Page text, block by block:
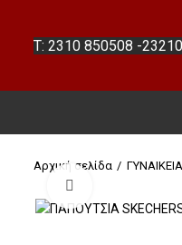
T: 2310 850508 -
Αρχική σελίδα ΓΥΝΑΙΚΕΙΑ